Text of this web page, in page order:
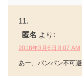
匿名 より:
2018年3月6日 8:07 AM
あー、パンパン不可避